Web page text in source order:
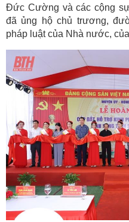
Đức Cường và các cộng
đã ủng hộ chủ trương,
pháp luật của Nhà nước,